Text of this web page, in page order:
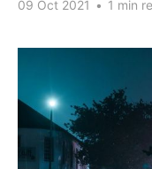
09 Oct 2021 • 1 min